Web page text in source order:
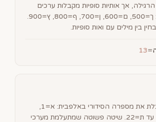
אך אותיות סופיות מקבלות ערכים
גבוהים יותר: ך=500, ם=600, ן=700, ף=800, ץ=900.
בין מילים עם ואות סופיות.
=
13
כל אות מקבלת את מספרה הסידורי באלפבית: א=1,
ב=2, ג=3... עד ת=22. שיטה פשוטה שמתעלמת מערכי